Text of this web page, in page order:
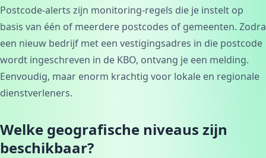
Postcode-alerts zijn monitoring-regels die je instelt op
basis van één of meerdere postcodes of gemeenten. Zodra
een nieuw bedrijf met een vestigingsadres in die postcode
wordt ingeschreven in de KBO, ontvang je een melding.
Eenvoudig, maar enorm krachtig voor lokale en regionale
dienstverleners.
Welke geografische niveaus zijn
beschikbaar?